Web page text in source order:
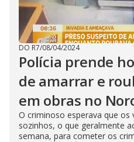
DO R7/08/04/2024
Polícia prende
de amarrar e
em obras no
O criminoso esperava que os
sozinhos, o que geralmente
semana, para cometer os